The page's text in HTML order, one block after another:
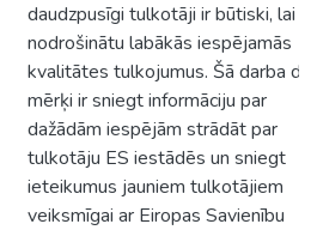
daudzpusīgi tulkotāji ir būtiski, lai
nodrošinātu labākās iespējamās
kvalitātes tulkojumus. Šā darba divi
mērķi ir sniegt informāciju par
dažādām iespējām strādāt par
tulkotāju ES iestādēs un sniegt
ieteikumus jauniem tulkotājiem
veiksmīgai ar Eiropas Savienību